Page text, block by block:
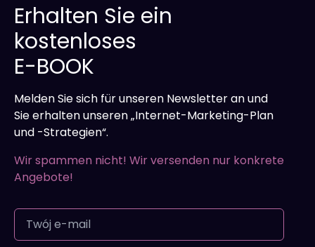
Erhalten Sie ein
kostenloses
E-BOOK
Melden Sie sich für unseren Newsletter an und
Sie erhalten unseren „Internet-Marketing-Plan
und -Strategien“.
Wir spammen nicht! Wir versenden nur konkrete
Angebote!